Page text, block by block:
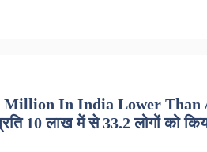
Million In India Lower Than
10 लाख में से 33.2 लोगों को